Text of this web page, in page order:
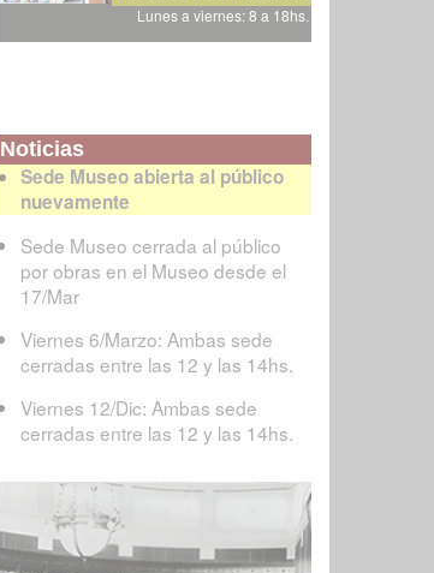
Lunes a viernes: 8 a 18hs.
Noticias
Sede Museo abierta al público
nuevamente
Sede Museo cerrada al público
por obras en el Museo desde el
17/Mar
Viernes 6/Marzo: Ambas sede
cerradas entre las 12 y las 14hs.
Viernes 12/Dic: Ambas sede
cerradas entre las 12 y las 14hs.